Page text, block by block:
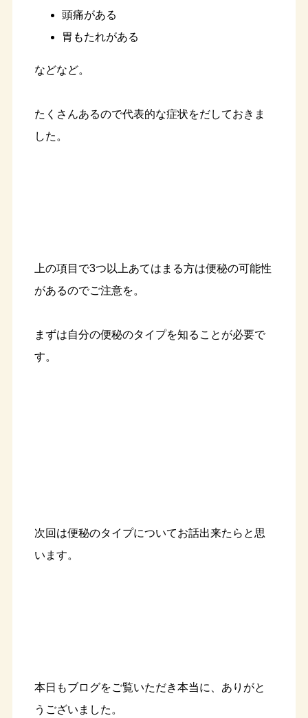
頭痛がある
胃もたれがある
などなど。
たくさんあるので代表的な症状をだしておきま
した。
上の項目で3つ以上あてはまる方は便秘の可能性
があるのでご注意を。
まずは自分の便秘のタイプを知ることが必要で
す。
次回は便秘のタイプについてお話出来たらと思
います。
本日もブログをご覧いただき本当に、ありがと
うございました。